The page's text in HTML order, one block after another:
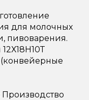
для молочных
пивоварения.